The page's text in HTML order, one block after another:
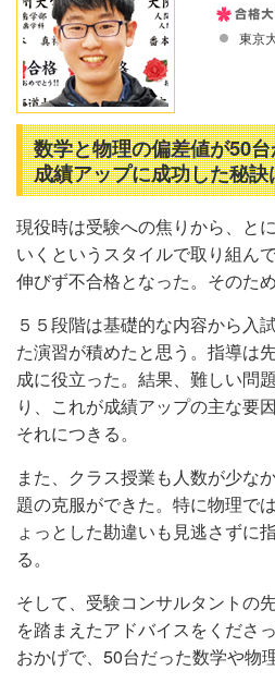
東京
数学と物理の偏差値が50
成績アップに成功した秘
現役時は受験への焦りから、と
いくというスタイルで取り組ん
伸びず不合格となった。そのた
５５段階は基礎的な内容から入
た演習が積めたと思う。指導は
成に役立った。結果、難しい問
り、これが成績アップの主な要
それにつきる。
また、クラス授業も人数が少な
題の克服ができた。特に物理で
ょっとした勘違いも見逃さずに
る。
そして、受験コンサルタントの
を踏まえたアドバイスをくださ
おかげで、50台だった数学や物